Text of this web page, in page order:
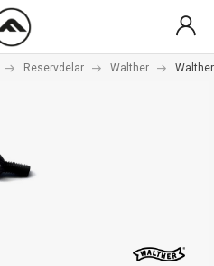
Reservdelar Walther